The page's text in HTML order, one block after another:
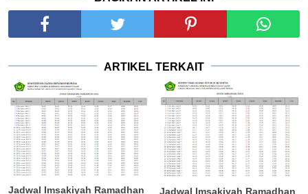
ARTIKEL TERKAIT
Jadwal Imsakiyah Ramadhan Jadwal Imsakiyah Ramadhan